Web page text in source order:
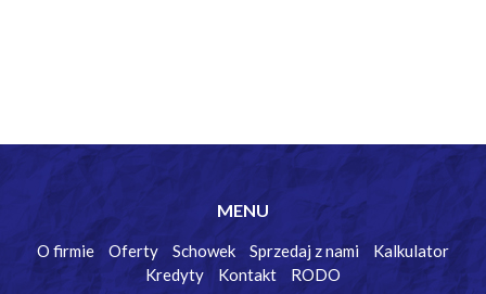
MENU
O firmie Oferty Schowek Sprzedaj z nami
Kalkulator
Kredyty
Kontakt RODO